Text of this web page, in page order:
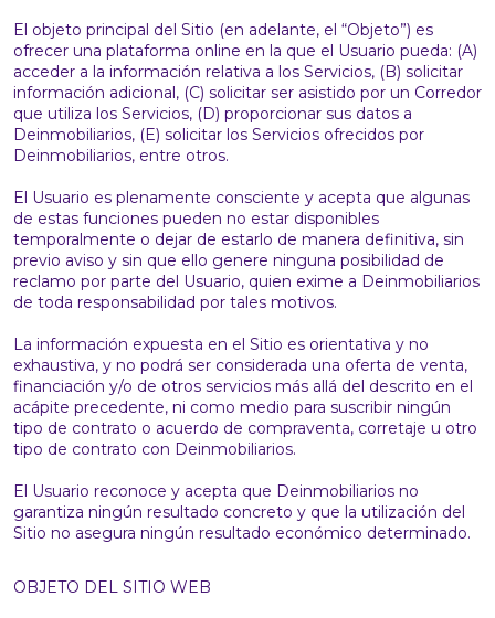
El objeto principal del Sitio (en adelante, el “Objeto”) es
ofrecer una plataforma online en la que el Usuario pueda: (A)
acceder a la información relativa a los Servicios, (B) solicitar
información adicional, (C) solicitar ser asistido por un Corredor
que utiliza los Servicios, (D) proporcionar sus datos a
Deinmobiliarios, (E) solicitar los Servicios ofrecidos por
Deinmobiliarios, entre otros.
El Usuario es plenamente consciente y acepta que algunas
de estas funciones pueden no estar disponibles
temporalmente o dejar de estarlo de manera definitiva, sin
previo aviso y sin que ello genere ninguna posibilidad de
reclamo por parte del Usuario, quien exime a Deinmobiliarios
de toda responsabilidad por tales motivos.
La información expuesta en el Sitio es orientativa y no
exhaustiva, y no podrá ser considerada una oferta de venta,
financiación y/o de otros servicios más allá del descrito en el
acápite precedente, ni como medio para suscribir ningún
tipo de contrato o acuerdo de compraventa, corretaje u otro
tipo de contrato con Deinmobiliarios.
El Usuario reconoce y acepta que Deinmobiliarios no
garantiza ningún resultado concreto y que la utilización del
Sitio no asegura ningún resultado económico determinado.
OBJETO DEL SITIO WEB